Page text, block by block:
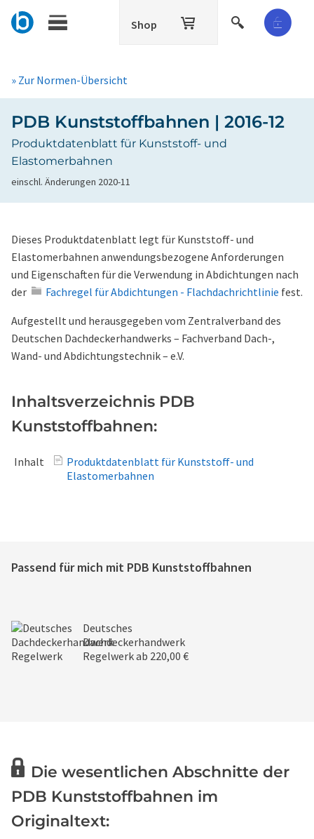
Shop
» Zur Normen-Übersicht
PDB Kunststoffbahnen | 2016-12
Produktdatenblatt für Kunststoff- und
Elastomerbahnen
einschl. Änderungen 2020-11
Dieses Produktdatenblatt legt für Kunststoff- und
Elastomerbahnen anwendungsbezogene Anforderungen
und Eigenschaften für die Verwendung in Abdichtungen nach
der
Fachregel für Abdichtungen - Flachdachrichtlinie fest.
Aufgestellt und herausgegeben vom Zentralverband des
Deutschen Dachdeckerhandwerks – Fachverband Dach-,
Wand- und Abdichtungstechnik – e.V.
Inhaltsverzeichnis PDB
Kunststoffbahnen:
Inhalt
Produktdatenblatt für Kunststoff- und
Elastomerbahnen
Passend für mich mit PDB Kunststoffbahnen
Deutsches
Dachdeckerhandwerk
Regelwerkab 220,00 €
Die wesentlichen Abschnitte der
PDB Kunststoffbahnen im
Originaltext: